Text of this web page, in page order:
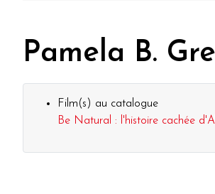
Pamela B.
Film(s) au catalogue
Be Natural : l'histoire cachée